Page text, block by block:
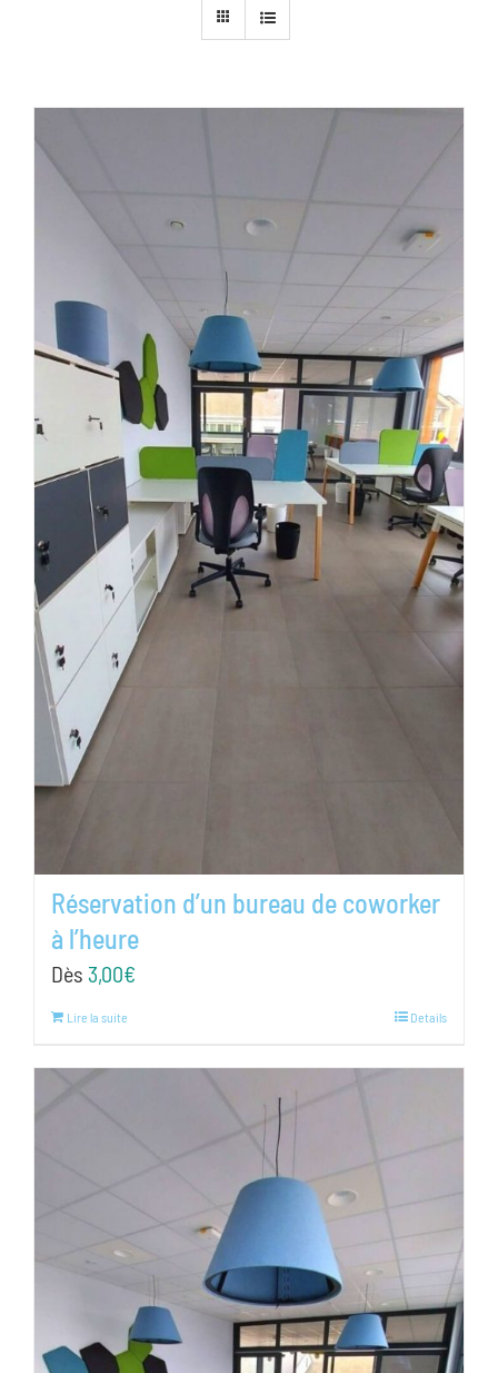
Réservation d’un bureau de coworker
à l’heure
Dès 3,00€
Lire la suite Details